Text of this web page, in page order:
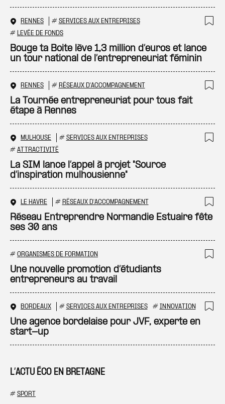
L’ACTU ÉCO EN BRETAGNE
# SPORT
RENNES # SERVICES AUX ENTREPRISES
# LEVÉE DE FONDS
Bouge ta Boite lève 1,3 million d’euros et lance
un tour national de l’entrepreneuriat féminin
RENNES # RÉSEAUX D'ACCOMPAGNEMENT
La Tournée entrepreneuriat pour tous fait
étape à Rennes
MULHOUSE # SERVICES AUX ENTREPRISES
# ATTRACTIVITÉ
La SIM lance l’appel à projet "Source
d’inspiration mulhousienne"
LE HAVRE # RÉSEAUX D'ACCOMPAGNEMENT
Réseau Entreprendre Normandie Estuaire fête
ses 30 ans
# ORGANISMES DE FORMATION
Une nouvelle promotion d’étudiants
entrepreneurs au travail
BORDEAUX # SERVICES AUX ENTREPRISES # INNOVATION
Une agence bordelaise pour JVF, experte en
start-up